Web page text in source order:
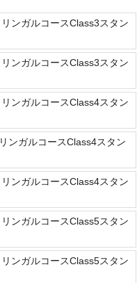
ンガルコースClass3スタン
ンガルコースClass3スタン
ンガルコースClass4スタン
ンガルコースClass4スタン
ンガルコースClass4スタン
ンガルコースClass5スタン
ンガルコースClass5スタン